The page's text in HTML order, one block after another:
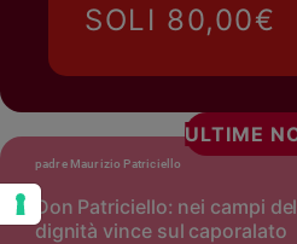
SOLI 80,00€
ULTIME
Don Patriciello: nei campi
dignità vince sul caporalato
padre Maurizio Patriciello